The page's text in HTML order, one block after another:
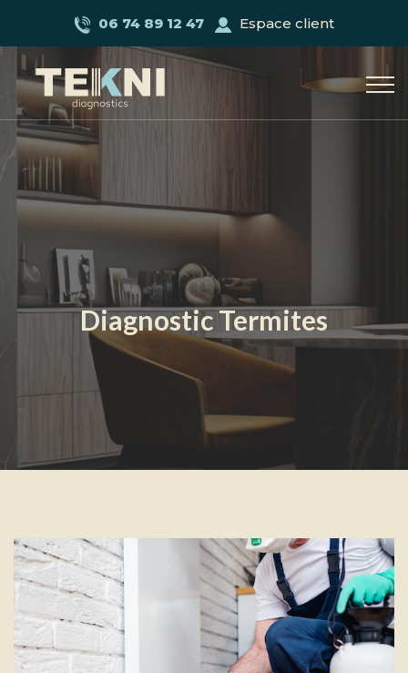
06 74 89 12 47 Espace client
Diagnostic Termites